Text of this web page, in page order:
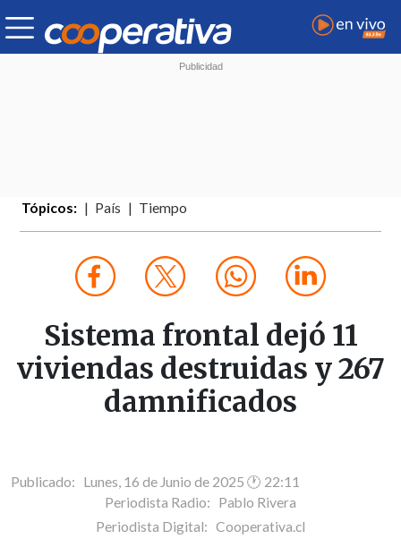
Tópicos: País Tiempo
Sistema frontal dejó 11
viviendas destruidas y 267
damnificados
Publicado: Lunes, 16 de Junio de 2025 🕐 22:11
Periodista Radio: Pablo Rivera
Periodista Digital: Cooperativa.cl